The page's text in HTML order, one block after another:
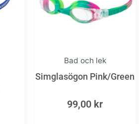
Bad och lek
Simglasögon Pink/Green
99,00 kr